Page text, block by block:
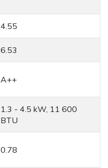
4.55
6.53
A++
1.3 - 4.5 kW, 11 600
BTU
0.78